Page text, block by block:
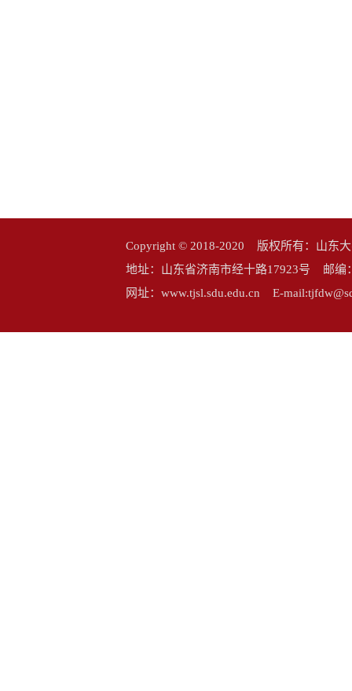
Copyright © 2018-2020 版权所有：山东
地址：山东省济南市经十路17923号 邮
网址：www.tjsl.sdu.edu.cn E-